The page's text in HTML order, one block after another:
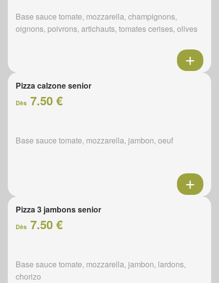
Base sauce tomate, mozzarella, champignons,
oignons, poivrons, artichauts, tomates cerises, olives
Pizza calzone senior
Dès 7.50 €
Base sauce tomate, mozzarella, jambon, oeuf
Pizza 3 jambons senior
Dès 7.50 €
Base sauce tomate, mozzarella, jambon, lardons,
chorizo